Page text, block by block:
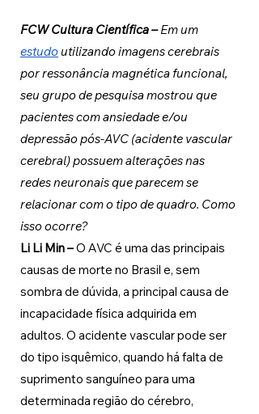
FCW Cultura Científica – Em um
estudo utilizando imagens cerebrais
por ressonância magnética funcional,
seu grupo de pesquisa mostrou que
pacientes com ansiedade e/ou
depressão pós-AVC (acidente vascular
cerebral) possuem alterações nas
redes neuronais que parecem se
relacionar com o tipo de quadro. Como
isso ocorre?
Li Li Min – O AVC é uma das principais
causas de morte no Brasil e, sem
sombra de dúvida, a principal causa de
incapacidade física adquirida em
adultos. O acidente vascular pode ser
do tipo isquêmico, quando há falta de
suprimento sanguíneo para uma
determinada região do cérebro,